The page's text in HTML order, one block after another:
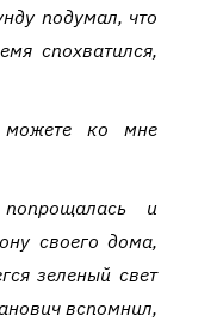
подумал, что
спохватился,
ко мне
и
своего дома,
зеленый свет
вспомнил,